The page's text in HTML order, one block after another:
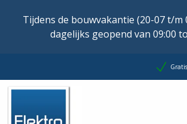
Tijdens de bouwvakantie (20-07 t/m
dagelijks geopend van 09:00